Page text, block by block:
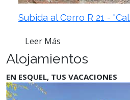
Subida al Cerro R 21 -
Leer Más
Alojamientos
EN ESQUEL, TUS VACACIONES